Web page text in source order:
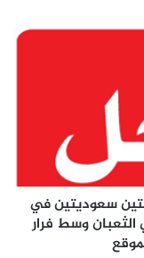
سعوديتين في
وسط فرار